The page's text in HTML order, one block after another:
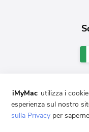
English
Copyright ©
iMyMac utilizza i
esperienza sul nostro
sulla Privacy per